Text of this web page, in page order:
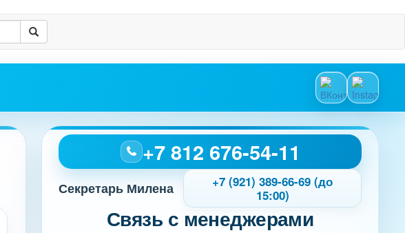
+7 812 676-54-11
Секретарь Милена
+7 (921) 389-66-69 (до
15:00)
Связь с менеджерами